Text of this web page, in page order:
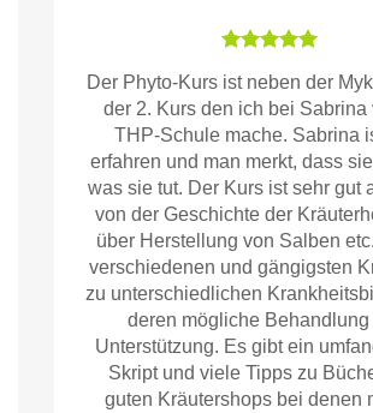
Der Phyto-Kurs ist neben der
der 2. Kurs den ich bei Sabrina
THP-Schule mache. Sabrina
erfahren und man merkt, dass
was sie tut. Der Kurs ist sehr gut
von der Geschichte der
über Herstellung von Salben
verschiedenen und gängigsten
zu unterschiedlichen
deren mögliche Behandlung
Unterstützung. Es gibt ein
Skript und viele Tipps zu
guten Kräutershops bei denen